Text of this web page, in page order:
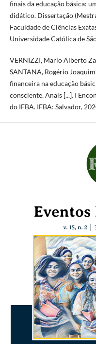
finais da educação básica:
didático. Dissertação
Faculdade de Ciências
Universidade Católica de
VERNIZZI, Mario Alberto
SANTANA, Rogério
financeira na educação
consciente. Anais [...]. I
do IFBA. IFBA: Salvador,